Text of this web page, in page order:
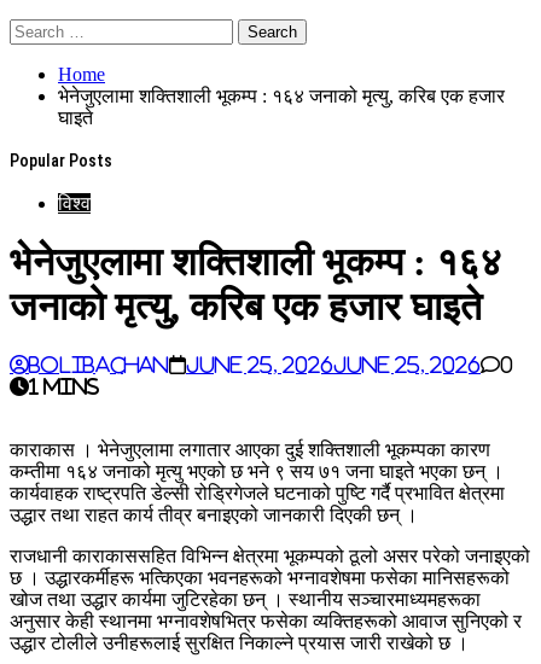
Home
भेनेजुएलामा शक्तिशाली भूकम्प : १६४ जनाको मृत्यु, करिब एक हजार
घाइते
Popular Posts
विश्व
भेनेजुएलामा शक्तिशाली भूकम्प : १६४
जनाको मृत्यु, करिब एक हजार घाइते
BoliBachan June 25, 2026June 25, 2026
0
1 mins
काराकास । भेनेजुएलामा लगातार आएका दुई शक्तिशाली भूकम्पका कारण
कम्तीमा १६४ जनाको मृत्यु भएको छ भने ९ सय ७१ जना घाइते भएका छन् ।
कार्यवाहक राष्ट्रपति डेल्सी रोड्रिगेजले घटनाको पुष्टि गर्दै प्रभावित क्षेत्रमा
उद्धार तथा राहत कार्य तीव्र बनाइएको जानकारी दिएकी छन् ।
राजधानी काराकाससहित विभिन्न क्षेत्रमा भूकम्पको ठूलो असर परेको जनाइएको
छ । उद्धारकर्मीहरू भत्किएका भवनहरूको भग्नावशेषमा फसेका मानिसहरूको
खोज तथा उद्धार कार्यमा जुटिरहेका छन् । स्थानीय सञ्चारमाध्यमहरूका
अनुसार केही स्थानमा भग्नावशेषभित्र फसेका व्यक्तिहरूको आवाज सुनिएको र
उद्धार टोलीले उनीहरूलाई सुरक्षित निकाल्ने प्रयास जारी राखेको छ ।